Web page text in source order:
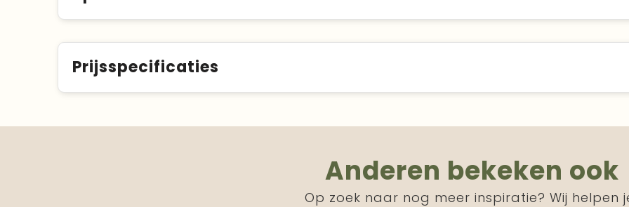
Prijsspecificaties
Anderen bekeken ook
Op zoek naar nog meer inspiratie? Wij helpen